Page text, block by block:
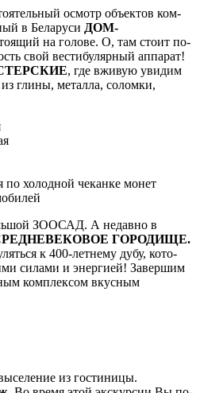
осмотр объ­ек­тов ком­
в Бе­ла­ру­си ДОМ-
на голове. О, там стоит по­
свой вестибулярный аппарат!
, где вживую увидим
гли­ны, ме­тал­ла, со­лом­ки,
по холодной чеканке монет
ЗООСАД. А не­дав­но в
ГОРОДИЩЕ.
к 400-летнему ду­бу, ко­то­
си­ла­ми и энер­ги­ей! Завершим
ком­плек­сом вкусным
из го­сти­ни­цы.